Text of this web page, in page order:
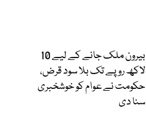
بیرون ملک جانے کے لیے 10
لاکھ روپے تک بلا سود قرض،
حکومت نے عوام کو خوشخبری
سنا دی